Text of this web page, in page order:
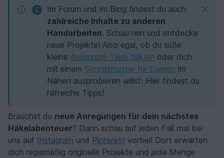
Im Forum und im Blog findest du auch
zahlreiche Inhalte zu anderen
Handarbeiten. Schau rein und entdecke
neue Projekte! Also egal, ob du süße
kleine Amigurumi-Tiere häkeln oder dich
mit einem Schnittmuster für Damen im
Nähen ausprobieren willst: Hier findest du
hilfreiche Tipps!
Brauchst du neue Anregungen für dein nächstes
Häkelabenteuer? Dann schau auf jeden Fall mal bei
uns auf Instagram und Pinterest vorbei! Dort erwarten
dich regelmäßig originelle Projekte und jede Menge